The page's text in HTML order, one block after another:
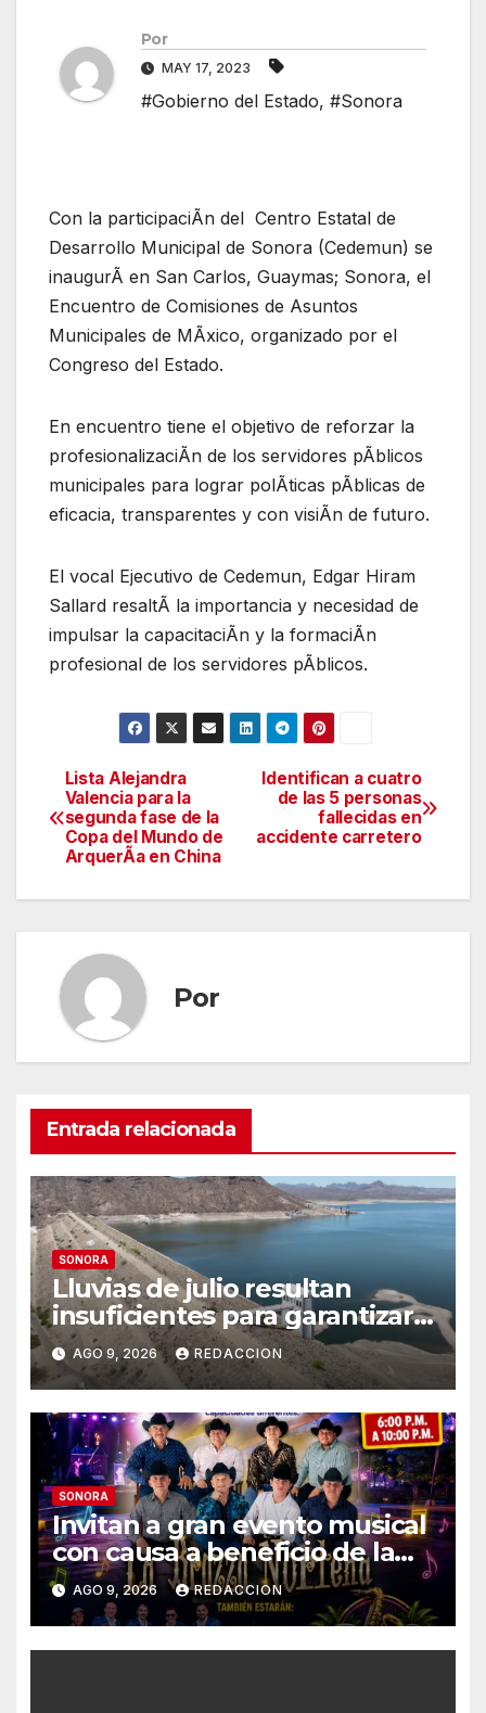
Por
MAY 17, 2023
#Gobierno del Estado, #Sonora
Con la participaciÃn del Centro Estatal de
Desarrollo Municipal de Sonora (Cedemun) se
inaugurÃ en San Carlos, Guaymas; Sonora, el
Encuentro de Comisiones de Asuntos
Municipales de MÃxico, organizado por el
Congreso del Estado.
En encuentro tiene el objetivo de reforzar la
profesionalizaciÃn de los servidores pÃblicos
municipales para lograr polÃticas pÃblicas de
eficacia, transparentes y con visiÃn de futuro.
El vocal Ejecutivo de Cedemun, Edgar Hiram
Sallard resaltÃ la importancia y necesidad de
impulsar la capacitaciÃn y la formaciÃn
profesional de los servidores pÃblicos.
Navegación
de
entradas
Identifican a cuatro
de las 5 personas
fallecidas en
accidente carretero
Lista Alejandra
Valencia para la
segunda fase de la
Copa del Mundo de
ArquerÃa en China
Por
Entrada relacionada
SONORA
Lluvias de julio resultan
insuficientes para garantizar
el ciclo agrícola en el Valle del
Yaqui
AGO 9, 2026 REDACCION
SONORA
Invitan a gran evento musical
con causa a beneficio de la
Fundación «Ayúdanos a
Ayudar HMO»
AGO 9, 2026 REDACCION